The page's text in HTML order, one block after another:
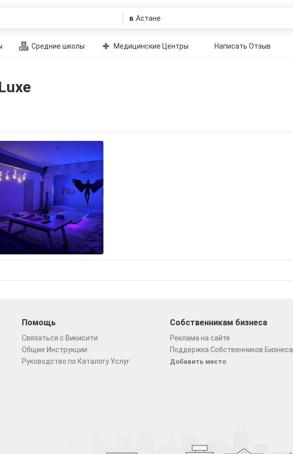
в
Средние школы Медицинские Центры Написать Отзыв
Помощь
Связаться с Викисити
Общие Инструкции
Руководство по Каталогу Услуг
Собственникам бизнеса
Реклама на сайте
Поддержка Собственников Бизнеса
Добавить место